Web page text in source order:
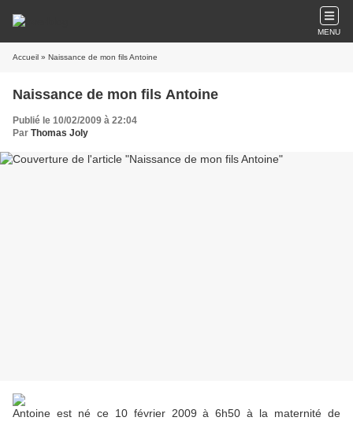
MENU
Accueil » Naissance de mon fils Antoine
Naissance de mon fils Antoine
Publié le 10/02/2009 à 22:04
Par Thomas Joly
Antoine est né ce 10 février 2009 à 6h50 à la maternité de